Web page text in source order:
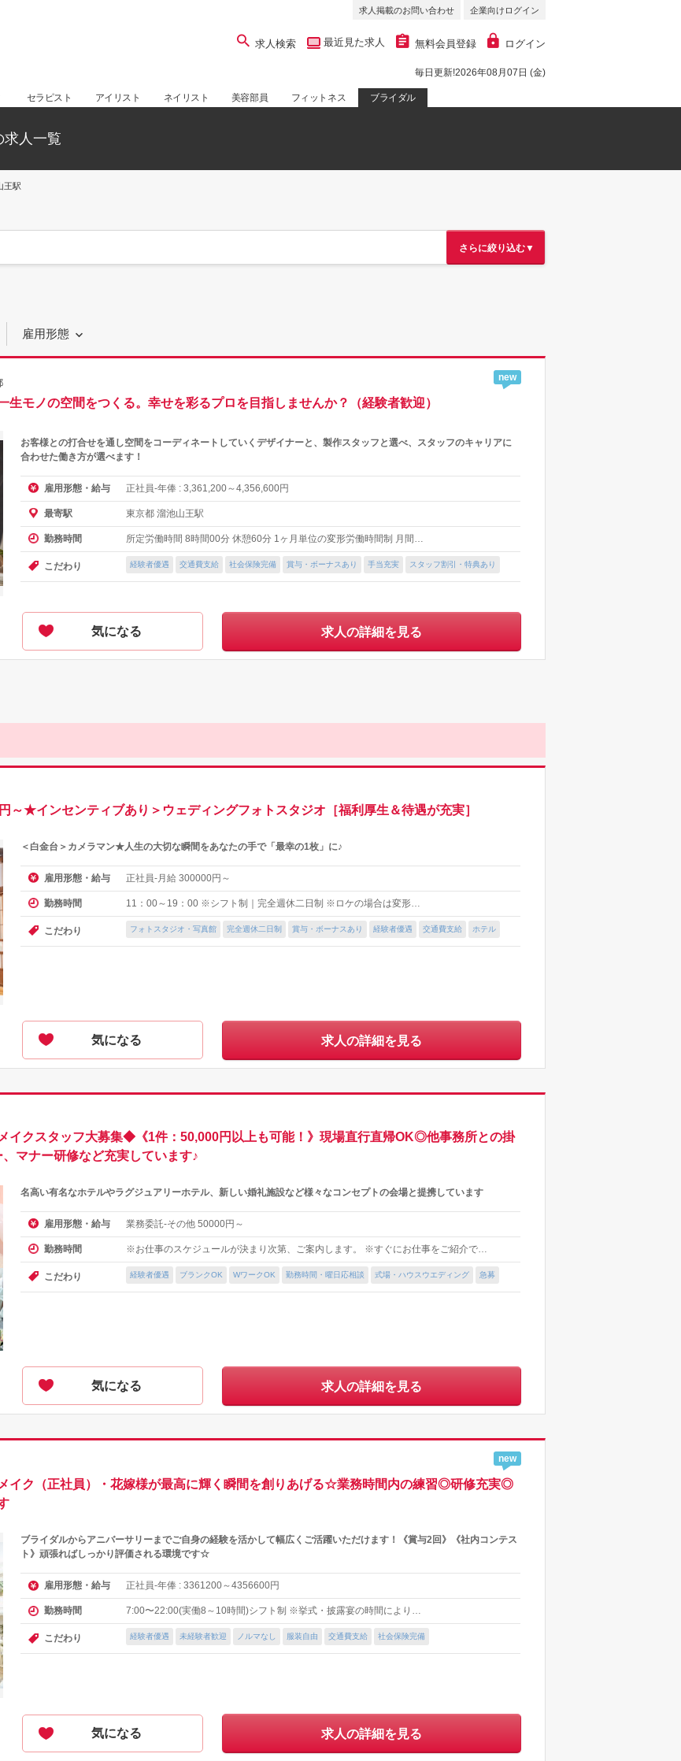
求人掲載のお問い合わせ 企業向けログイン
求人検索 最近見た求人 無料会員登録 ログイン
毎日更新!2026年08月07日 (金)
セラピスト アイリスト ネイリスト 美容部員 フィットネス ブライダル
求人一覧
王駅
さらに絞り込む▼
雇用形態
new
生モノの空間をつくる。幸せを彩るプロを目指しませんか？（経験者歓迎）
お客様との打合せを通し空間をコーディネートしていくデザイナーと、製作スタッフと選べ、スタッフのキャリアに
合わせた働き方が選べます！
雇用形態・給与 正社員-年俸 : 3,361,200～4,356,600円
最寄駅 東京都 溜池山王駅
勤務時間 所定労働時間 8時間00分 休憩60分 1ヶ月単位の変形労働時間制 月間…
こだわり 経験者優遇 交通費支給 社会保険完備 賞与・ボーナスあり 手当充実 スタッフ割引・特典あり
気になる 求人の詳細を見る
★インセンティブあり＞ウェディングフォトスタジオ［福利厚生＆待遇が充実］
＜白金台＞カメラマン★人生の大切な瞬間をあなたの手で「最幸の1枚」に♪
雇用形態・給与 正社員-月給 300000円～
勤務時間 11：00～19：00 ※シフト制｜完全週休二日制 ※ロケの場合は変形…
こだわり フォトスタジオ・写真館 完全週休二日制 賞与・ボーナスあり 経験者優遇 交通費支給 ホテル
気になる 求人の詳細を見る
イクスタッフ大募集◆《1件：50,000円以上も可能！》現場直行直帰OK◎他事務所との掛
マナー研修など充実しています♪
名高い有名なホテルやラグジュアリーホテル、新しい婚礼施設など様々なコンセプトの会場と提携しています
雇用形態・給与 業務委託-その他 50000円～
勤務時間 ※お仕事のスケジュールが決まり次第、ご案内します。 ※すぐにお仕事をご紹介で…
こだわり 経験者優遇 ブランクOK WワークOK 勤務時間・曜日応相談 式場・ハウスウエディング 急募
気になる 求人の詳細を見る
new
イク（正社員）・花嫁様が最高に輝く瞬間を創りあげる☆業務時間内の練習◎研修充実◎
ブライダルからアニバーサリーまでご自身の経験を活かして幅広くご活躍いただけます！《賞与2回》《社内コンテス
ト》頑張ればしっかり評価される環境です☆
雇用形態・給与 正社員-年俸 : 3361200～4356600円
勤務時間 7:00〜22:00(実働8～10時間)シフト制 ※挙式・披露宴の時間により…
こだわり 経験者優遇 未経験者歓迎 ノルマなし 服装自由 交通費支給 社会保険完備
気になる 求人の詳細を見る